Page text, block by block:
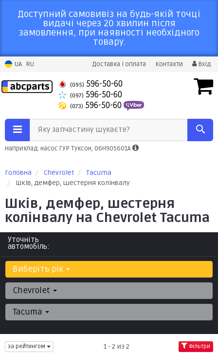
Доступний самовивіз на будь-якій точці
видачі через 20 хвилин після
замовлення, при наявності необхідного
товару.
UA RU Доставка і оплата Контакти Вхід
(095) 596-50-60
(097) 596-50-60
(073) 596-50-60
Яку запчастину шукаєте?
Наприклад: насос ГУР Туксон, 06H905601A
Головна Chevrolet
Tacuma
Шків, демфер, шестерня колінвалу
Шків, демфер, шестерня
колінвалу на Chevrolet Tacuma
Уточніть
автомобіль:
Виберіть рік
Chevrolet
Tacuma
за рейтингом 1 - 2 из 2 Фільтри